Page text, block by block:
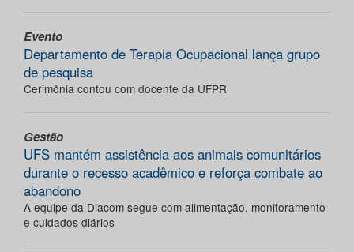
Evento
Departamento de Terapia Ocupacional lança grupo
de pesquisa
Cerimônia contou com docente da UFPR
Gestão
UFS mantém assistência aos animais comunitários
durante o recesso acadêmico e reforça combate ao
abandono
A equipe da Diacom segue com alimentação, monitoramento
e cuidados diários